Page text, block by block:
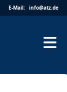
E-Mail: info@atz.de